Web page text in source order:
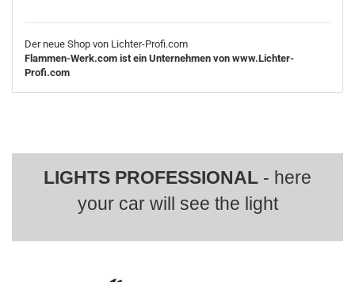
Der neue Shop von Lichter-Profi.com
Flammen-Werk.com ist ein Unternehmen von www.Lichter-
Profi.com
LIGHTS PROFESSIONAL - here
your car will see the light